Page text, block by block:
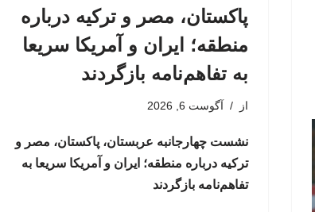
پاکستان، مصر و ترکیه درباره
منطقه؛ ایران و آمریکا سریعا
به تفاهم‌نامه بازگردند
از آگوست 6, 2026
نشست چهارجانبه عربستان، پاکستان، مصر و
ترکیه درباره منطقه؛ ایران و آمریکا سریعا به
تفاهم‌نامه بازگردند